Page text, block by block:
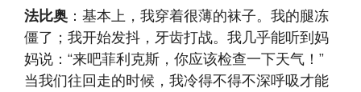
法比奥 ：基本上，我穿着很薄的袜子。我的腿冻
僵了；我开始发抖，牙齿打战。我几乎能听到妈
妈说：“来吧菲利克斯，你应该检查一下天气！”
当我们往回走的时候，我冷得不得不深呼吸才能